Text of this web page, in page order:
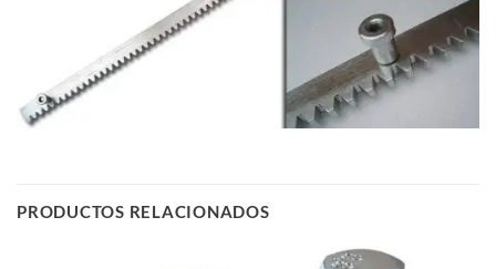
PRODUCTOS RELACIONADOS